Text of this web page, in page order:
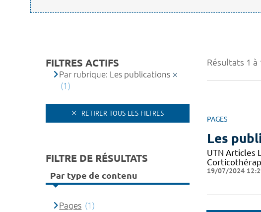
Résultats 1 à
PAGES
Les
UTN Articles
19/07/2024
FILTRES ACTIFS
Par rubrique: Les publications
(1)
RETIRER TOUS LES FILTRES
FILTRE DE RÉSULTATS
Par type de contenu
Pages (1)